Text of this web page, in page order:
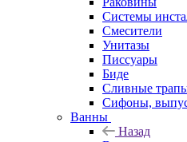
Системы
Смесители
Унитазы
Писсуары
Биде
Сливные
Сифоны,
Ванны
Назад